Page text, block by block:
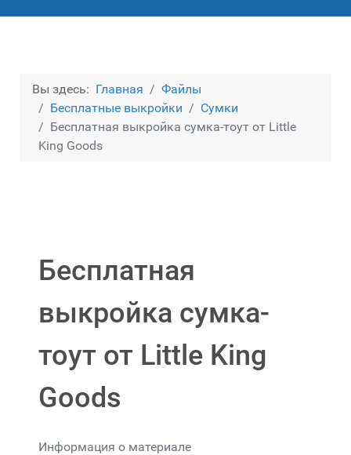
Вы здесь: Главная
Файлы
Бесплатные выкройки
Сумки
Бесплатная выкройка сумка-тоут от Little
King Goods
Бесплатная
выкройка сумка-
тоут от Little King
Goods
Информация о материале